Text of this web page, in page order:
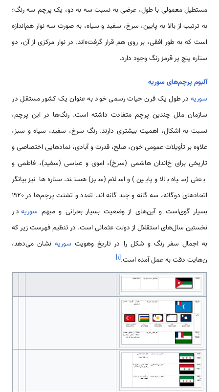
مستطیل معمولی با طول، عرضی به نسبت سه به دو، یک پرچم سه رنگ؛
به ترتیب از بالا به پایین، سرخ، سفید و سیاه، به صورت سه نوار هم­‌‌‌‌‌‌‌‌‌‌‌‌‌‌‌‌‌‌‌‌‌‌‌‌اندازه
‌‌‌‌‌‌‌است که به طور افقی، بر روی هم قرار گرفت‌‌‌‌‌ه‌‌‌‌‌‌‌‌‌‌‌‌‌‌‌‌‌‌‌‌‌‌‌‌اند. در نوار مرکزی از آن، دو
ستاره پنج پر قرمز رنگ وجود دارد.
آلبوم پرچم‌‌‌‌‌‌‌‌های سوریه
سوریه در طول یک قرن حیات رسمی خود به عنوان یک کشور مستقل در
سازمان ملل چندین پرچم­ متفادت داشته ‌‌‌‌‌‌‌است. رنگ­‌‌‌‌‌‌‌‌ها در این پرچم،
نسبت به اشکال، اهمیت بیشتری دارند. رنگ سرخ، سفید، سیاه و سبز،
علاوه بر تأویلات عمومی خون، صلح، قدرت و آبادی، نماد‌‌‌‌‌‌‌‌هایی اختصاصی و
تاریخی برای خ‌‌‌‌‌‌‌‌‌‌‌‌‌‌‌‌‌‌‌‌‌‌‌‌اندان ‌‌‌‌‌‌‌‌هاشمی (سرخ)، اموی و عباسی (سفید)، فاطمی و
بعثی (سیاه بالا و پایین) و اسلام (سبز) هستند. ستاره­‌‌‌‌‌‌‌‌ها نیز بیانگر
اتحاد‌‌‌‌‌‌‌‌های دوگانه، سه ­گانه و چند گانه اند. تعدد و تشتت پرچم­‌‌‌‌‌‌‌‌ها در 1920
بسیار گوی‌‌‌‌‌‌‌است و آین‌‌‌‌‌‌‌‌‌‌‌‌‌های از وضعیت بسیار بحرانی و مبهم سوریهدر
نخستین سال‌‌‌‌‌‌‌‌های ‌‌‌‌‌‌‌استقلال از دولت عثمانی ‌‌‌‌‌‌‌است. در تنظیم فهرست زیر که
به اجمال سفر رنگ و شکل را در تاریخ وهویت سوریهنشان ‌‌‌‌‌‌‌‌می‌دهد،
ن‌‌‌‌‌‌‌‌هایت دقت به عمل آمده ‌‌‌‌‌‌‌است.[۱]